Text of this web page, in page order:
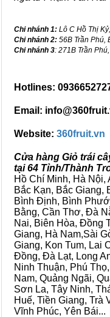
Chi nhánh 1: Lô C Hồ Thị
Chi nhánh 2: 56B Trần Phú,
Chi nhánh 3: 271B Trần
Hotlines:
Email:
Website: 360fruit.vn
Cửa hàng Giỏ trái
tại 64 Tỉnh/Thành
Hồ Chí Minh, Hà Nội,
Bắc Kạn, Bắc Giang,
Bình Định, Bình
Bằng, Cần Thơ, Đà
Nai, Biên Hòa, Đồng
Giang, Hà Nam,Sài
Giang, Kon Tum, Lai
Đồng, Đà Lạt, Long
Ninh Thuận, Phú
Nam, Quảng Ngãi,
Sơn La, Tây Ninh,
Huế, Tiền Giang, Trà
Vĩnh Phúc, Yên Bái...